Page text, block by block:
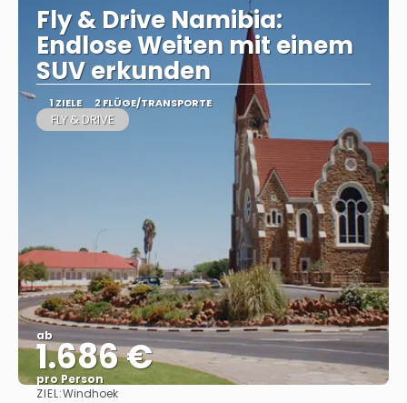
Fly & Drive Namibia:
Endlose Weiten mit einem
SUV erkunden
1 ZIELE 2 FLÜGE/TRANSPORTE
FLY & DRIVE
ab
1.686 €
pro Person
ZIEL:Windhoek